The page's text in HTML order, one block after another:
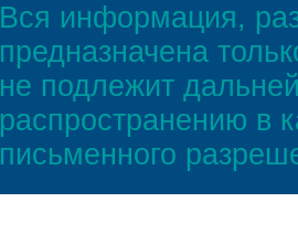
Вся информация,
предназначена
не подлежит
распространению в
письменного